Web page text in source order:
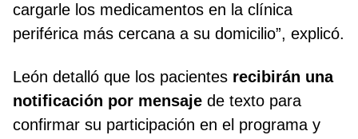
cargarle los medicamentos en la clínica
periférica más cercana a su domicilio”, explicó.
León detalló que los pacientes recibirán una
notificación por mensaje de texto para
confirmar su participación en el programa y